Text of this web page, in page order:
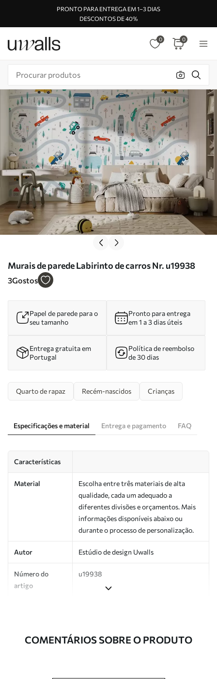
PRONTO PARA ENTREGA EM 1–3 DIAS
DESCONTOS DE 40%
0 0
Murais de parede Labirinto de carros Nr. u19938
3Gostos
Papel de parede para o
seu tamanho
Pronto para entrega
em 1 a 3 dias úteis
Entrega gratuita em
Portugal
Política de reembolso
de 30 dias
Quarto de rapaz Recém-nascidos Crianças
Especificações e material Entrega e pagamento FAQ
Características
Material
Escolha entre três materiais de alta
qualidade, cada um adequado a
diferentes divisões e orçamentos. Mais
informações disponíveis abaixo ou
durante o processo de personalização.
Autor Estúdio de design Uwalls
Número do
artigo
u19938
Adicionalmente
Disponível com revestimento de verniz
COMENTÁRIOS SOBRE O PRODUTO